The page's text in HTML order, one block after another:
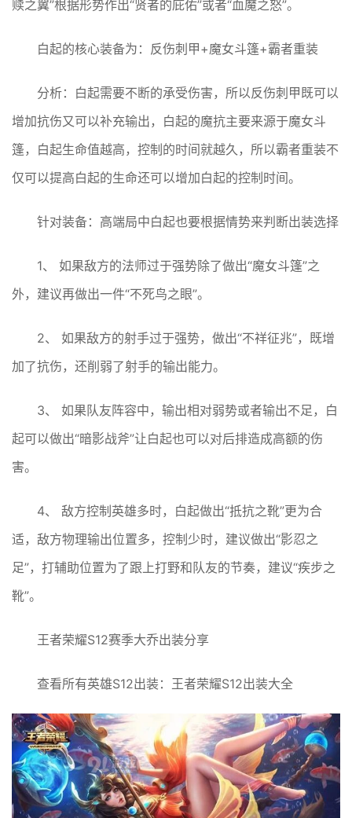
赎之翼”根据形势作出“贤者的庇佑”或者“血魔之怒”。
白起的核心装备为：反伤刺甲+魔女斗篷+霸者重装
分析：白起需要不断的承受伤害，所以反伤刺甲既可以
增加抗伤又可以补充输出，白起的魔抗主要来源于魔女斗
篷，白起生命值越高，控制的时间就越久，所以霸者重装不
仅可以提高白起的生命还可以增加白起的控制时间。
针对装备：高端局中白起也要根据情势来判断出装选择
1、 如果敌方的法师过于强势除了做出“魔女斗篷”之
外，建议再做出一件“不死鸟之眼”。
2、 如果敌方的射手过于强势，做出“不祥征兆”，既增
加了抗伤，还削弱了射手的输出能力。
3、 如果队友阵容中，输出相对弱势或者输出不足，白
起可以做出“暗影战斧”让白起也可以对后排造成高额的伤
害。
4、 敌方控制英雄多时，白起做出“抵抗之靴”更为合
适，敌方物理输出位置多，控制少时，建议做出“影忍之
足”，打辅助位置为了跟上打野和队友的节奏，建议“疾步之
靴”。
王者荣耀S12赛季大乔出装分享
查看所有英雄S12出装：王者荣耀S12出装大全